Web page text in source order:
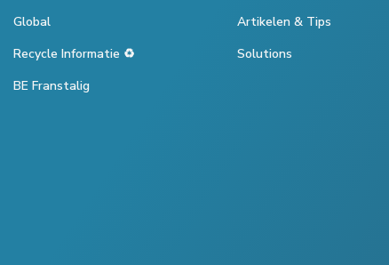
Global
Recycle Informatie ♻️
BE Franstalig
Artikelen & Tips
Solutions